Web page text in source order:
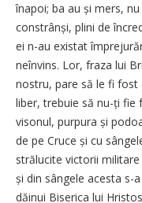
înapoi; ba au și mers,
constrânși, plini de
ei n-au existat
neînvins. Lor, fraza lui
nostru, pare să le fi fost
liber, trebuie să nu-ți fie
visonul, purpura și
de pe Cruce și cu
strălucite victorii
și din sângele acesta s-
dăinui Biserica lui